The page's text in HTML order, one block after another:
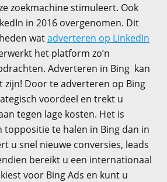
zoekmachine stimuleert. Ook
in 2016 overgenomen. Dit
watadverteren op LinkedIn
het platform zo’n
Adverteren in Bing kan
zijn! Door te adverteren op Bing
voordeel en trekt u
tegen lage kosten. Het is
toppositie te halen in Bing dan in
u snel nieuwe conversies, leads
bereikt u een internationaal
voor Bing Ads en kunt u